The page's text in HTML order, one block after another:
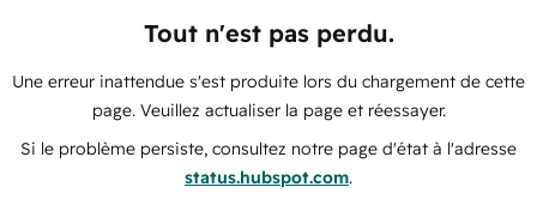
Tout n'est pas perdu.
Une erreur inattendue s'est produite lors du chargement de cette
page. Veuillez actualiser la page et réessayer.
Si le problème persiste, consultez notre page d'état à l'adresse
status.hubspot.com.